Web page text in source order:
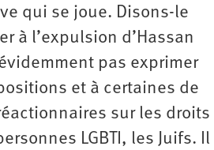
qui se joue. Disons-le
à l’expulsion d’Hassan
pas exprimer
et à certaines de
sur les droits
LGBTI, les Juifs. Il